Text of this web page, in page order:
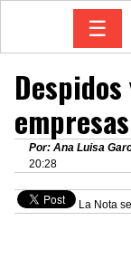
☰
Por: Ana Luisa
20:28
La Nota